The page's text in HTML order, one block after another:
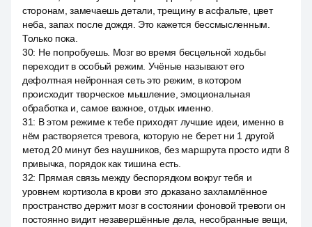
сторонам, замечаешь детали, трещину в асфальте, цвет
неба, запах после дождя. Это кажется бессмысленным.
Только пока.
30: Не попробуешь. Мозг во время бесцельной ходьбы
переходит в особый режим. Учёные называют его
дефолтная нейронная сеть это режим, в котором
происходит творческое мышление, эмоциональная
обработка и, самое важное, отдых именно.
31: В этом режиме к тебе приходят лучшие идеи, именно в
нём растворяется тревога, которую не берет ни 1 другой
метод 20 минут без наушников, без маршрута просто идти 8
привычка, порядок как тишина есть.
32: Прямая связь между беспорядком вокруг тебя и
уровнем кортизола в крови это доказано захламлённое
пространство держит мозг в состоянии фоновой тревоги он
постоянно видит незавершённые дела, несобранные вещи,